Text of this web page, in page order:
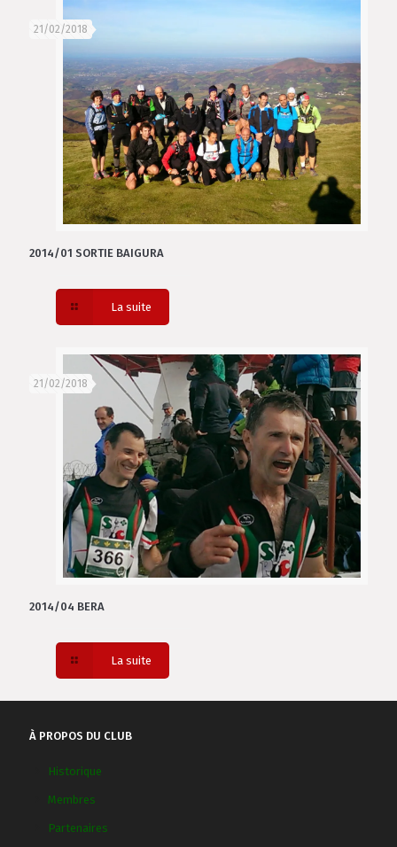
21/02/2018
2014/01 SORTIE BAIGURA
La suite
21/02/2018
2014/04 BERA
La suite
À PROPOS DU CLUB
Historique
Membres
Partenaires